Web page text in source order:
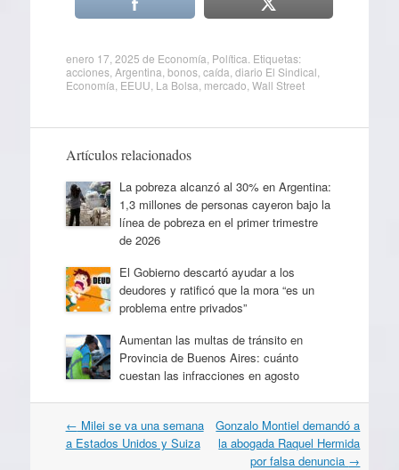
enero 17, 2025 de Economía Política . Etiquetas:
acciones, Argentina bonos, caída diario El Sindical
Economía EEUU La Bolsa mercado Wall Street
Artículos relacionados
La pobreza alcanzó al 30% en Argentina:
1,3 millones de personas cayeron bajo la
línea de pobreza en el primer trimestre
de 2026
El Gobierno descartó ayudar a los
deudores y ratificó que la mora “es un
problema entre privados”
Aumentan las multas de tránsito en
Provincia de Buenos Aires: cuánto
cuestan las infracciones en agosto
Navegación
por
← Milei se va una semana
a Estados Unidos y Suiza
Gonzalo Montiel demandó a
la abogada Raquel Hermida
por falsa denuncia →